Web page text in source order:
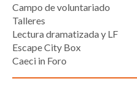
Campo de voluntariado
Talleres
Lectura dramatizada y LF
Escape City Box
Caeci in Foro